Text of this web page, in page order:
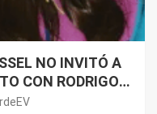
NO INVITÓ A
CON RODRIGO